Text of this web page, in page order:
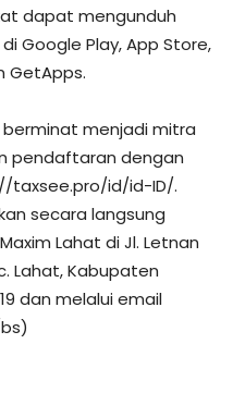
dapat mengunduh
Google Play, App Store,
GetApps.
menjadi mitra
pendaftaran dengan
taxsee.pro/id/id-ID/.
secara langsung
Lahat di Jl. Letnan
Lahat, Kabupaten
dan melalui email